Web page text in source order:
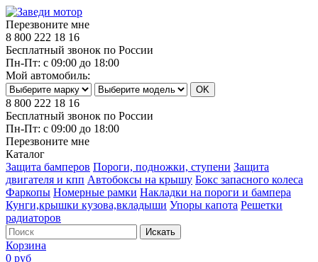
Перезвоните мне
8 800 222 18 16
Бесплатный звонок по России
Пн-Пт: с 09:00 до 18:00
Мой автомобиль:
8 800 222 18 16
Бесплатный звонок по России
Пн-Пт: с 09:00 до 18:00
Перезвоните мне
Каталог
Защита бамперов Пороги, подножки, ступени Защита
двигателя и кпп Автобоксы на крышу Бокс запасного колеса
Фаркопы Номерные рамки Накладки на пороги и бампера
Кунги,крышки кузова,вкладыши Упоры капота Решетки
радиаторов
Искать
Корзина
0 руб